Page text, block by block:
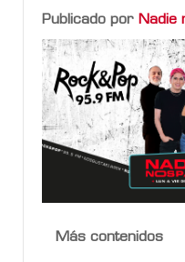
Publicado por Nadie
Más contenidos